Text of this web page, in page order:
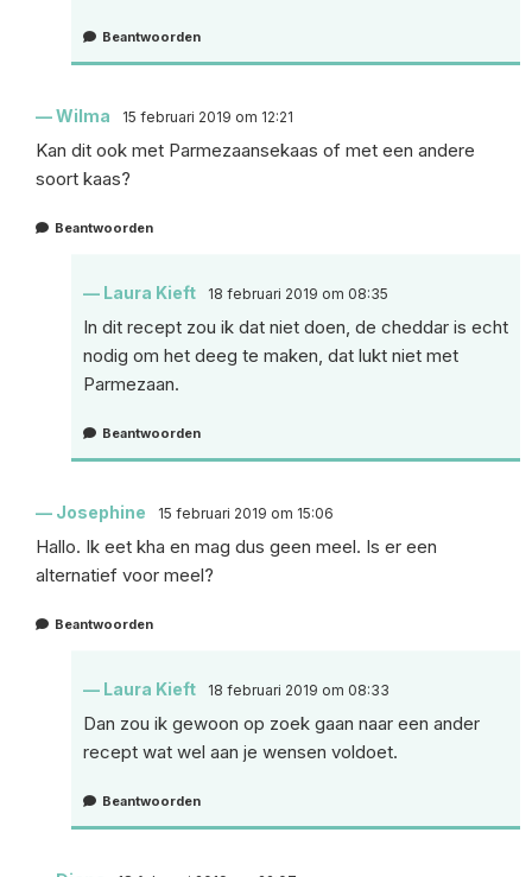
Beantwoorden
Wilma 15 februari 2019 om 12:21
Kan dit ook met Parmezaansekaas of met een andere
soort kaas?
Beantwoorden
Laura Kieft 18 februari 2019 om 08:35
In dit recept zou ik dat niet doen, de cheddar is echt
nodig om het deeg te maken, dat lukt niet met
Parmezaan.
Beantwoorden
Josephine 15 februari 2019 om 15:06
Hallo. Ik eet kha en mag dus geen meel. Is er een
alternatief voor meel?
Beantwoorden
Laura Kieft 18 februari 2019 om 08:33
Dan zou ik gewoon op zoek gaan naar een ander
recept wat wel aan je wensen voldoet.
Beantwoorden